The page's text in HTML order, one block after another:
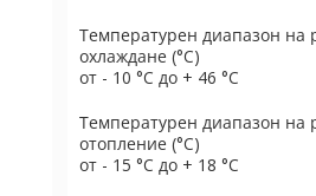
Температурен диапазон на
охлаждане (°C)
от - 10 °C до + 46 °C
Температурен диапазон на
отопление (°C)
от - 15 °C до + 18 °C